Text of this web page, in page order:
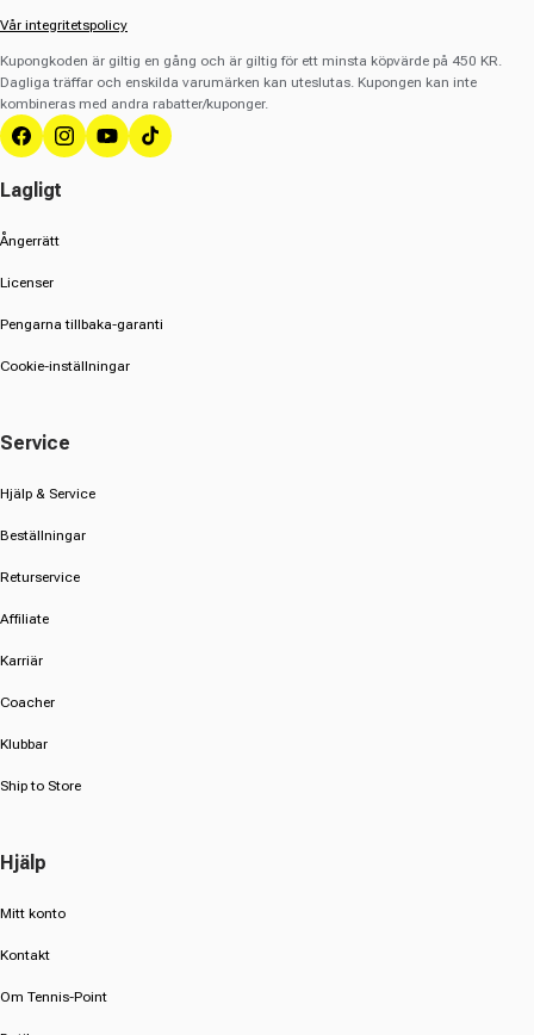
Vår integritetspolicy
Kupongkoden är giltig en gång och är giltig för ett minsta köpvärde på 450 KR.
Dagliga träffar och enskilda varumärken kan uteslutas. Kupongen kan inte
kombineras med andra rabatter/kuponger.
FacebookInstagram
YouTubeTikTok
Lagligt
Ångerrätt
Licenser
Pengarna tillbaka-garanti
Cookie-inställningar
Service
Hjälp & Service
Beställningar
Returservice
Affiliate
Karriär
Coacher
Klubbar
Ship to Store
Hjälp
Mitt konto
Kontakt
Om Tennis-Point